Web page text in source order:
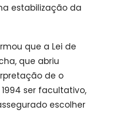
estabilização da
que a Lei de
que abriu
de o
ser facultativo,
escolher